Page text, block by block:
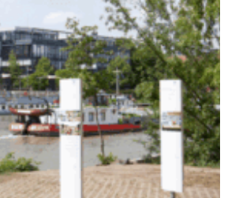
PL
ES
IT
DA
SV
FR
PT
TR